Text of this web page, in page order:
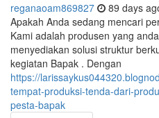
reganaoam869827 89 days
Apakah Anda sedang mencari
Kami adalah produsen yang
menyediakan solusi struktur
kegiatan Bapak . Dengan
https://
tempat-produksi-tenda-dari-
pesta-bapak